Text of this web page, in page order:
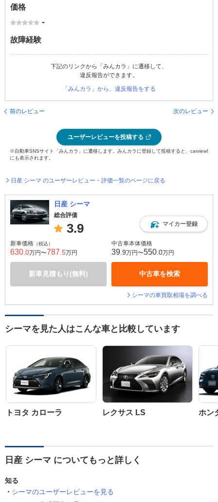
価格
-
故障経験
下記のリンクから「みんカラ」に遷移して、
違反報告ができます。
「みんカラ」から、違反報告をする
前のレビュー 次のレビュー
ユーザーレビューを投稿する
※自動車SNSサイト「みんカラ」に遷移します。みんカラに登録して投稿すると、carview!
にも表示されます。
日産 シーマ のユーザーレビュー・評価一覧のページに戻る
日産 シーマ
総合評価
3.9 マイカー登録
新車価格 （税込）
630 .0万円〜787 .5万円
新車見積もり(無料)
中古車本体価格
39 .9万円〜550 .0万円
中古車を検索
シーマの車買取相場を調べる
シーマを見た人はこんな車と比較しています
トヨタ カローラ レクサス LS ホン
日産 シーマ についてもっと詳しく
知る
シーマのユーザーレビューを見る